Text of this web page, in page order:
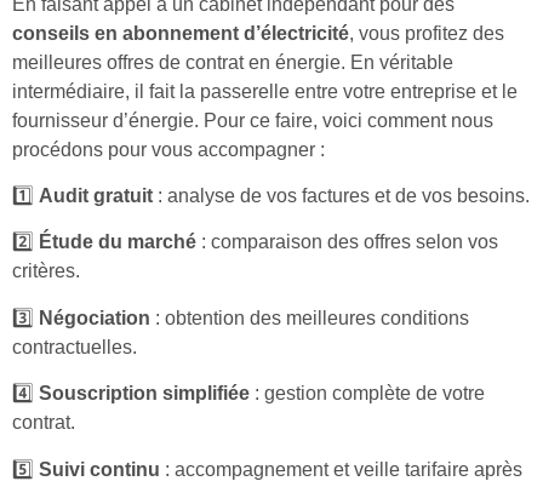
conseils en abonnement d’électricité, vous profitez des
meilleures offres de contrat en énergie. En véritable
intermédiaire, il fait la passerelle entre votre entreprise et le
fournisseur d’énergie. Pour ce faire, voici comment nous
procédons pour vous accompagner :
1️⃣ Audit gratuit : analyse de vos factures et de vos besoins.
2️⃣ Étude du marché : comparaison des offres selon vos
critères.
3️⃣ Négociation : obtention des meilleures conditions
contractuelles.
4️⃣ Souscription simplifiée : gestion complète de votre
contrat.
5️⃣ Suivi continu : accompagnement et veille tarifaire après